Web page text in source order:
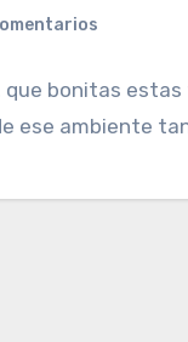
que bonitas
ese ambiente